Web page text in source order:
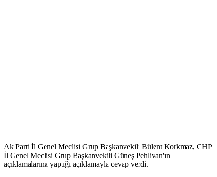
Ak Parti İl Genel Meclisi Grup Başkanvekili Bülent Korkmaz, CHP
İl Genel Meclisi Grup Başkanvekili Güneş Pehlivan'ın
açıklamalarına yaptığı açıklamayla cevap verdi.